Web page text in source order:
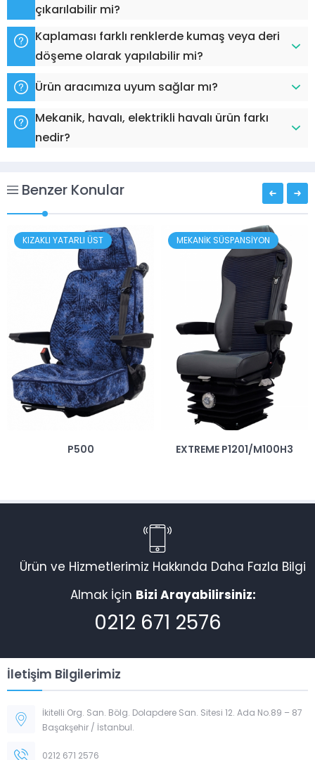
çıkarılabilir mi?
Kaplaması farklı renklerde kumaş veya deri
döşeme olarak yapılabilir mi?
Ürün aracımıza uyum sağlar mı?
Mekanik, havalı, elektrikli havalı ürün farkı
nedir?
Benzer Konular
KIZAKLI YATARLI ÜST
P500
MEKANİK SÜSPANSİYON
EXTREME P1201/M100H3
Ürün ve Hizmetlerimiz Hakkında Daha Fazla Bilgi
Almak İçin Bizi Arayabilirsiniz:
0212 671 2576
İletişim Bilgilerimiz
İkitelli Org. San. Bölg. Dolapdere San. Sitesi 12. Ada No.89 – 87
Başakşehir / İstanbul.
0212 671 2576